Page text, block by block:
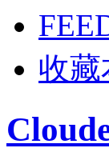
收藏